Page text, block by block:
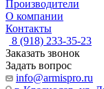
Производители
О компании
Контакты
8 (918) 233-35-23
Заказать звонок
Задать вопрос
info@armispro.ru